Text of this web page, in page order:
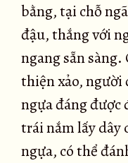
bằng, tại chỗ
đậu, thắng với
ngang sẵn
thiện xảo, người
ngựa đáng được
trái nắm lấy dây
ngựa, có thể